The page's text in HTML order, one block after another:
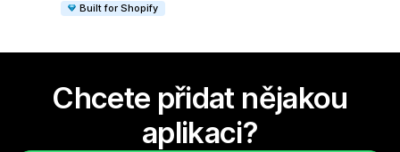
Built for Shopify
Chcete přidat nějakou
aplikaci?